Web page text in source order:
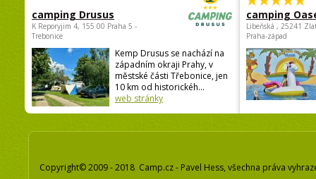
camping Drusus
K Reporyjim 4, 155 00 Praha 5 -
Trebonice
Kemp Drusus se nachází na
západním okraji Prahy, v
městské části Třebonice, jen
10 km od historickéh...
web stránky
camping
Libeňská , 25241
Praha-západ
Copyright© 2009 - 2018 Camp.cz - Pavel Hess, všechna práva